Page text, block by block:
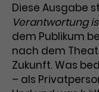
Laufzeit 1
Zweck
um
Anbieter
Laufzeit 3
die
Diese Ausgabe
Verantwortung
dem Publikum
nach dem
Zukunft. Was
– als